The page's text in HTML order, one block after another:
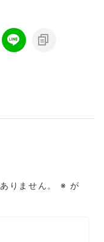
りません。 ※ が